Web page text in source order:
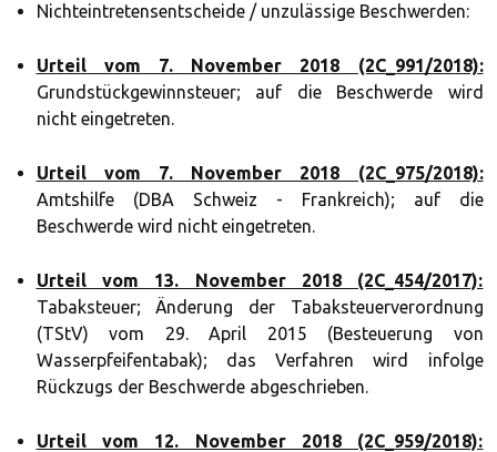
Nichteintretensentscheide / unzulässige Beschwerden:
Urteil vom 7. November 2018 (2C_991/2018):
Grundstückgewinnsteuer; auf die Beschwerde wird
nicht eingetreten.
Urteil vom 7. November 2018 (2C_975/2018):
Amtshilfe (DBA Schweiz - Frankreich); auf die
Beschwerde wird nicht eingetreten.
Urteil vom 13. November 2018 (2C_454/2017):
Tabaksteuer; Änderung der Tabaksteuerverordnung
(TStV) vom 29. April 2015 (Besteuerung von
Wasserpfeifentabak); das Verfahren wird infolge
Rückzugs der Beschwerde abgeschrieben.
Urteil vom 12. November 2018 (2C_959/2018):